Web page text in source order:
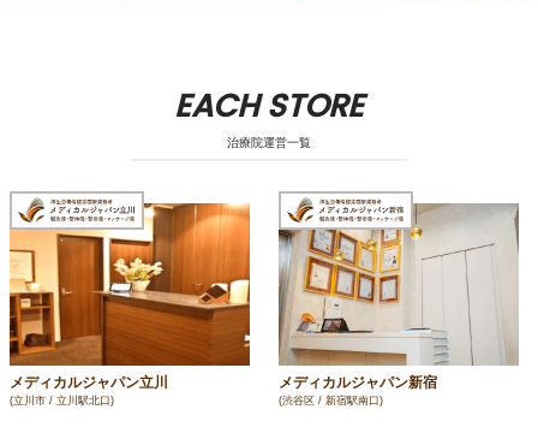
EACH STORE
治療院運営一覧
メディカルジャパン立川
(立川市 / 立川駅北口)
メディカルジャパン新宿
(渋谷区 / 新宿駅南口)